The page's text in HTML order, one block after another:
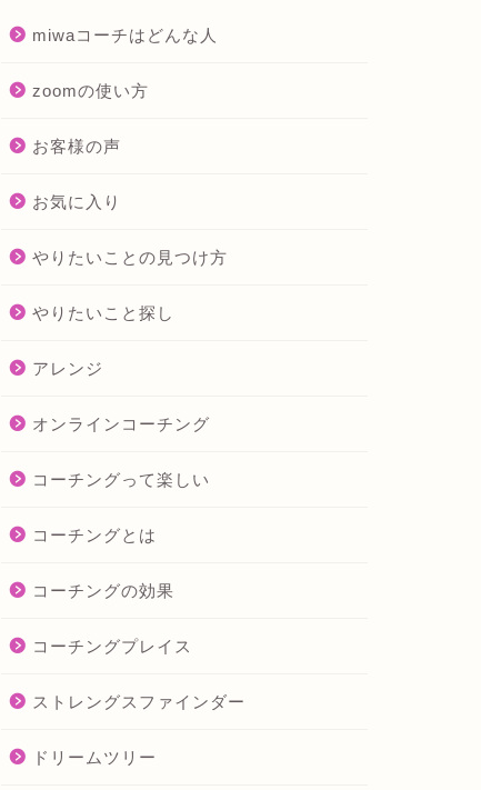
miwaコーチはどんな人
zoomの使い方
お客様の声
お気に入り
やりたいことの見つけ方
やりたいこと探し
アレンジ
オンラインコーチング
コーチングって楽しい
コーチングとは
コーチングの効果
コーチングプレイス
ストレングスファインダー
ドリームツリー